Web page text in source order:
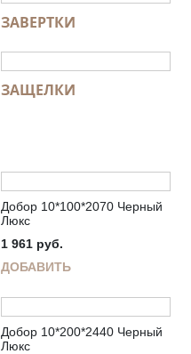
ЗАВЕРТКИ
ЗАЩЕЛКИ
Добор 10*100*2070 Черный
Люкс
1 961 руб.
ДОБАВИТЬ
Добор 10*200*2440 Черный
Люкс